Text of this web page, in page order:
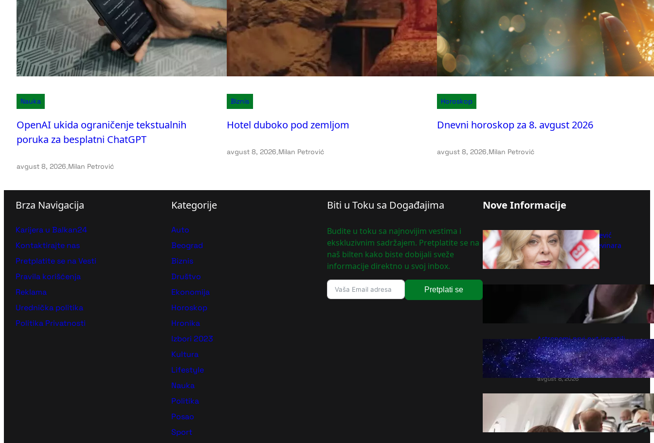
Nauka
OpenAI ukida ograničenje tekstualnih
poruka za besplatni ChatGPT
avgust 8, 2026.Milan Petrović
Biznis
Hotel duboko pod zemljom
avgust 8, 2026.Milan Petrović
Horoskop
Dnevni horoskop za 8. avgust 2026
avgust 8, 2026.Milan Petrović
Brza Navigacija
Karijera u Balkan24
Kontaktirajte nas
Pretplatite se na Vesti
Pravila korišćenja
Reklama
Urednička politika
Politika Privatnosti
Kategorije
Auto
Beograd
Biznis
Društvo
Ekonomija
Horoskop
Hronika
Izbori 2023
Kultura
Lifestyle
Nauka
Politika
Posao
Sport
Biti u Toku sa Događajima
Budite u toku sa najnovijim vestima i
ekskluzivnim sadržajem. Pretplatite se na
naš bilten kako biste dobijali sveže
informacije direktno u svoj inbox.
Pretplati se
Nove Informacije
Ministarka Sofronijević
čestitala Dan građevinara
Srbije
avgust 8, 2026
Fudbalski savez Norveške traži
ostavku Infantina – Vesti –
Fudbal – B92.sport
Astronomi prvi put ispratili
eksplozivnu smrt ogromne
zvijezde gotovo od početka do
kraja
avgust 8, 2026
Er Srbija širi mrežu letova
avgust 8, 2026